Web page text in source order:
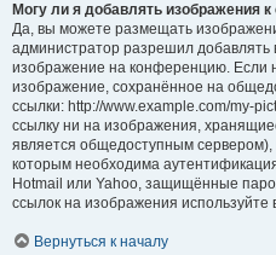
Могу ли я добавлять изображения
Да, вы можете размещать
администратор разрешил добавлять
изображение на конференцию. Если
изображение, сохранённое на
ссылки: http://www.example.com/my-
ссылку ни на изображения,
является общедоступным
которым необходима
Hotmail или Yahoo, защищённые
ссылок на изображения используйте
Вернуться к началу